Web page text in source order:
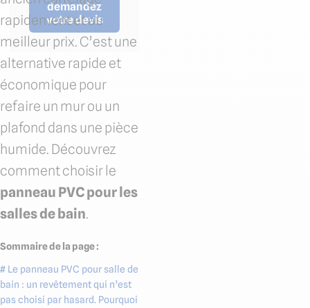
rapidement et au
meilleur prix. C’est une
alternative rapide et
économique pour
refaire un mur ou un
plafond dans une pièce
humide. Découvrez
comment choisir le
panneau PVC pour les
salles de bain.
Sommaire de la page :
# Le panneau PVC pour salle de
bain : un revêtement qui n’est
pas choisi par hasard. Pourquoi
demandez
votre devis